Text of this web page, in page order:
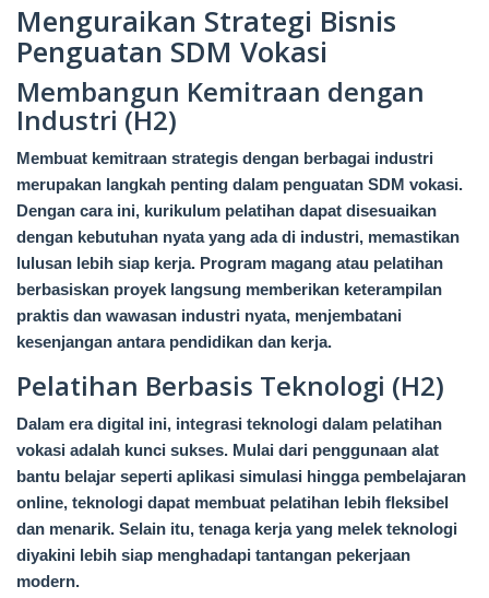
Menguraikan Strategi Bisnis
Penguatan SDM Vokasi
Membangun Kemitraan dengan
Industri (H2)
Membuat kemitraan strategis dengan berbagai industri
merupakan langkah penting dalam penguatan SDM vokasi.
Dengan cara ini, kurikulum pelatihan dapat disesuaikan
dengan kebutuhan nyata yang ada di industri, memastikan
lulusan lebih siap kerja. Program magang atau pelatihan
berbasiskan proyek langsung memberikan keterampilan
praktis dan wawasan industri nyata, menjembatani
kesenjangan antara pendidikan dan kerja.
Pelatihan Berbasis Teknologi (H2)
Dalam era digital ini, integrasi teknologi dalam pelatihan
vokasi adalah kunci sukses. Mulai dari penggunaan alat
bantu belajar seperti aplikasi simulasi hingga pembelajaran
online, teknologi dapat membuat pelatihan lebih fleksibel
dan menarik. Selain itu, tenaga kerja yang melek teknologi
diyakini lebih siap menghadapi tantangan pekerjaan
modern.